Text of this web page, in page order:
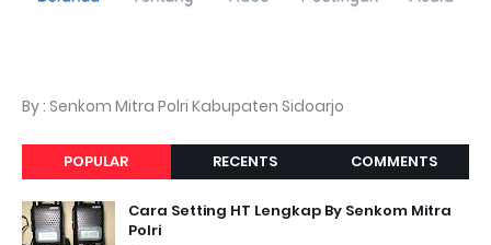
By : Senkom Mitra Polri Kabupaten Sidoarjo
POPULAR RECENTS COMMENTS
Cara Setting HT Lengkap By Senkom Mitra
Polri